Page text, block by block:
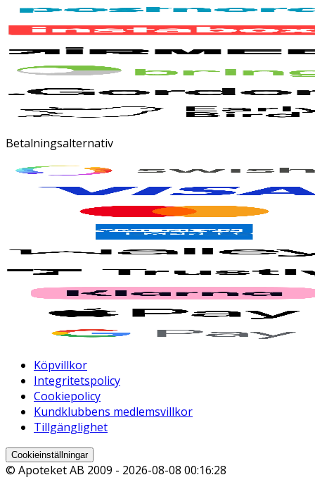
Betalningsalternativ
Köpvillkor
Integritetspolicy
Cookiepolicy
Kundklubbens medlemsvillkor
Tillgänglighet
Cookieinställningar
© Apoteket AB 2009 - 2026-08-08 00:16:28